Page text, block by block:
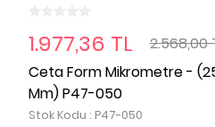
1.977,36 TL
2.568,00
Ceta Form Mikrometre -
Mm) P47-050
Stok Kodu : P47-050